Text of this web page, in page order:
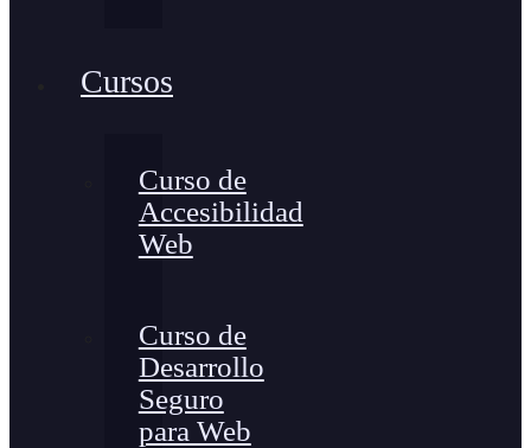
Cursos
Curso de
Accesibilidad
Web
Curso de
Desarrollo
Seguro
para Web